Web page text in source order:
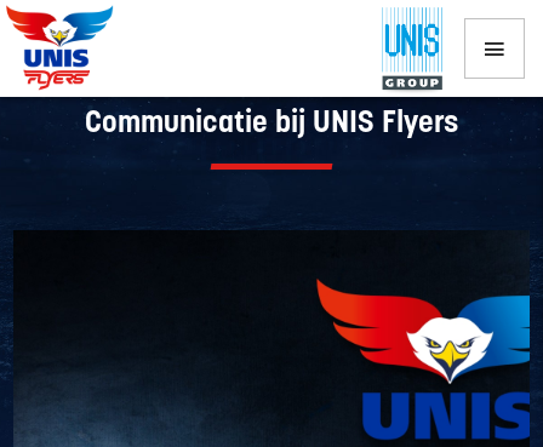
Vacatures binnen Marketing &
Communicatie bij UNIS Flyers